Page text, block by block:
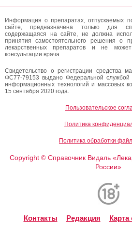
Информация о препаратах, отпускаемых
сайте, предназначена только для
содержащаяся на сайте, не должна
принятия самостоятельного решения о
лекарственных препаратов и не
консультации врача.
Свидетельство о регистрации средства
ФС77-79153 выдано Федеральной
информационных технологий и массовых
15 сентября 2020 года.
Пользовательское
Политика
Политика обработки
Copyright ©Справочник Видаль
России»
Контакты Редакция Карта